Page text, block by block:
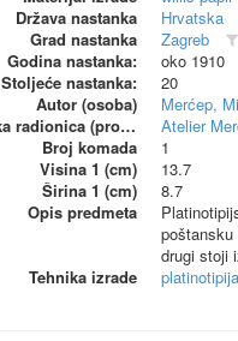
Država nastanka
Hrvatska
Grad nastanka
Zagreb
Godina nastanka:
oko 1910
Stoljeće nastanka:
20
Autor (osoba)
Merćep,
Autorska radionica (proizvođač)
Atelier
Broj komada
1
Visina 1 (cm)
13.7
Širina 1 (cm)
8.7
Opis predmeta
poštansku
drugi stoji
Tehnika izrade
platinotipija